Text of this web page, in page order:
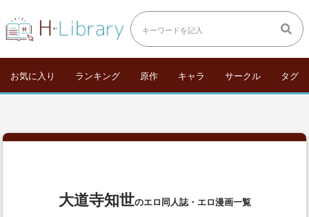
お気に入り ランキング 原作 キャラ サークル タグ
大道寺知世のエロ同人誌・エロ漫画一覧